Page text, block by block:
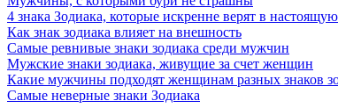
4 знака Зодиака, которые искренне верят в
Как знак зодиака влияет на внешность
Самые ревнивые знаки зодиака среди мужчин
Мужские знаки зодиака, живущие за счет женщин
Какие мужчины подходят женщинам разных знаков
Самые неверные знаки Зодиака